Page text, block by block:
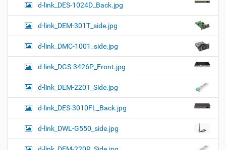
d-link_DES-1024D_Back.jpg
d-link_DEM-301T_side.jpg
d-link_DMC-1001_side.jpg
d-link_DGS-3426P_Front.jpg
d-link_DEM-220T_Side.jpg
d-link_DES-3010FL_Back.jpg
d-link_DWL-G550_side.jpg